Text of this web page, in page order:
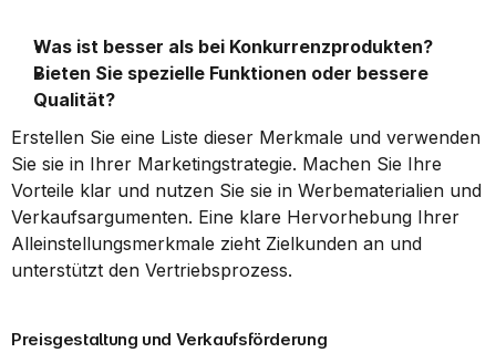
Was ist besser als bei Konkurrenzprodukten?
Bieten Sie spezielle Funktionen oder bessere
Qualität?
Erstellen Sie eine Liste dieser Merkmale und verwenden
Sie sie in Ihrer Marketingstrategie. Machen Sie Ihre
Vorteile klar und nutzen Sie sie in Werbematerialien und
Verkaufsargumenten. Eine klare Hervorhebung Ihrer
Alleinstellungsmerkmale zieht Zielkunden an und
unterstützt den Vertriebsprozess.
Preisgestaltung und Verkaufsförderung